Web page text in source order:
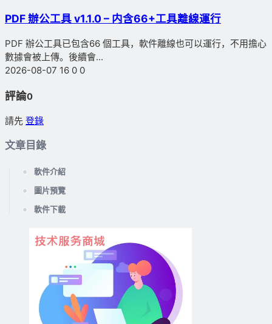
PDF 辦公工具 v1.1.0 – 内含66+工具離線運行
PDF 辦公工具已包含66 個工具，軟件離線也可以運行，不用擔心
數據會被上傳。後續會...
2026-08-07 16 0 0
評論0
請先 登錄
文章目錄
軟件介紹
圖片預覽
軟件下載